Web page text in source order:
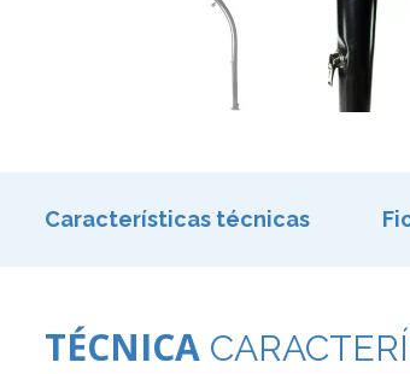
Características técnicas
TÉCNICA